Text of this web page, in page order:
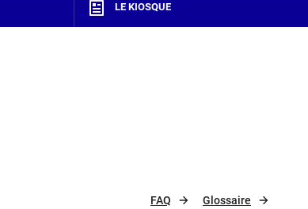
LE KIOSQUE
FAQ Glossaire